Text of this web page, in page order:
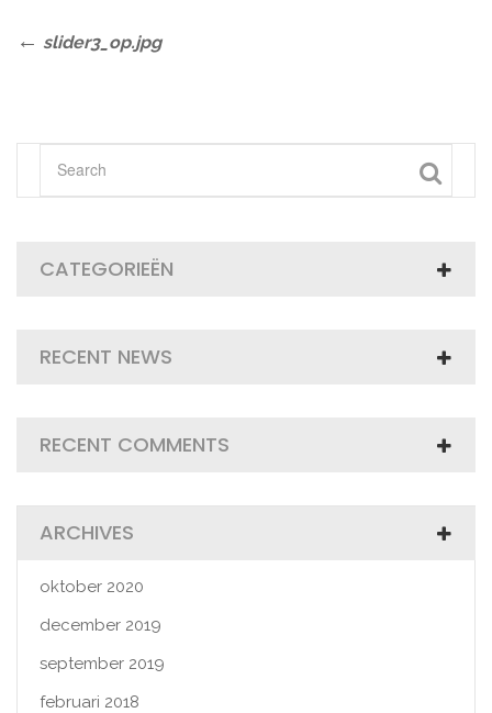
Bericht
Previous
slider3_op.jpg
CATEGORIEËN
RECENT NEWS
RECENT COMMENTS
ARCHIVES
oktober 2020
december 2019
september 2019
februari 2018